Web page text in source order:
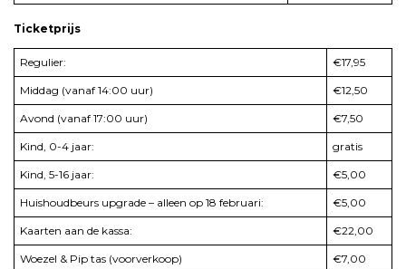
Ticketprijs
Regulier: €17,95
Middag (vanaf 14:00 uur) €12,50
Avond (vanaf 17:00 uur) €7,50
Kind, 0-4 jaar: gratis
Kind, 5-16 jaar: €5,00
Huishoudbeurs upgrade – alleen op 18 februari: €5,00
Kaarten aan de kassa: €22,00
Woezel & Pip tas (voorverkoop) €7,00